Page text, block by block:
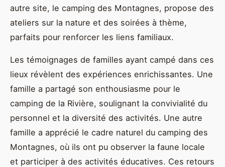
autre site, le camping des Montagnes, propose des
ateliers sur la nature et des soirées à thème,
parfaits pour renforcer les liens familiaux.
Les témoignages de familles ayant campé dans ces
lieux révèlent des expériences enrichissantes. Une
famille a partagé son enthousiasme pour le
camping de la Rivière, soulignant la convivialité du
personnel et la diversité des activités. Une autre
famille a apprécié le cadre naturel du camping des
Montagnes, où ils ont pu observer la faune locale
et participer à des activités éducatives. Ces retours